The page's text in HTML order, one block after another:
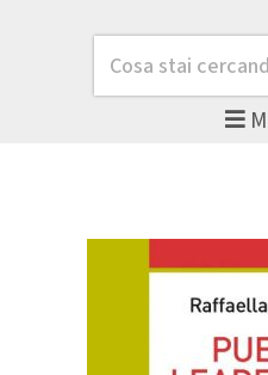
Cerca